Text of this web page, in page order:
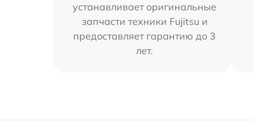
устанавливает оригинальные
запчасти техники Fujitsu и
предоставляет гарантию до 3
лет.